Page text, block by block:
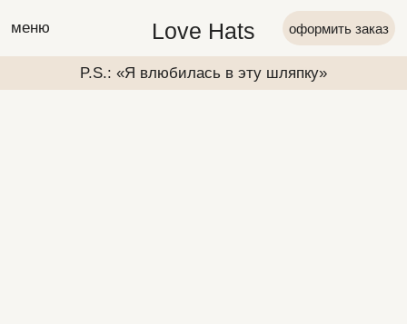
Love Hats
меню оформить заказ
P.S.: «Я влюбилась в эту шляпку» P.S.: «Я